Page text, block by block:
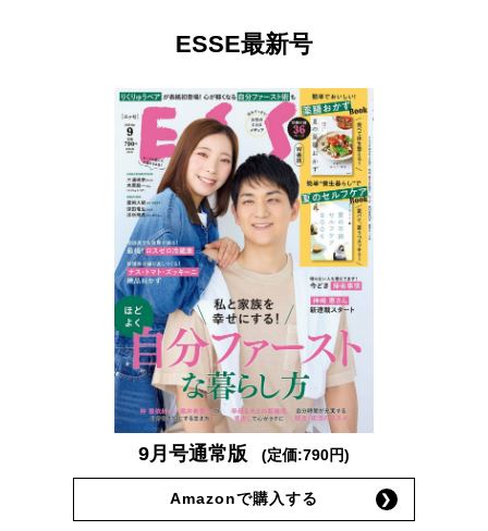
ESSE最新号
9月号通常版 (定価:790円)
Amazonで購入する